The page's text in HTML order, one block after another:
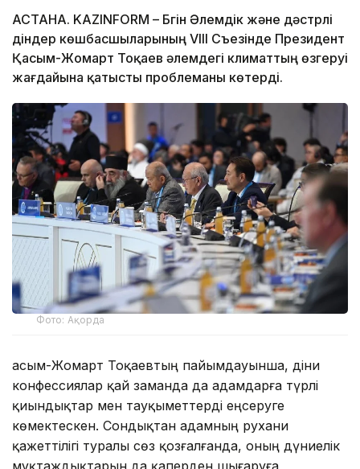
АСТАНА. KAZINFORM – Бүгін Әлемдік және дәстүрлі
діндер көшбасшыларының VIII Cъезінде Президент
Қасым-Жомарт Тоқаев әлемдегі климаттың өзгеруі
жағдайына қатысты проблеманы көтерді.
Фото: Ақорда
Қасым-Жомарт Тоқаевтың пайымдауынша, діни
конфессиялар қай заманда да адамдарға түрлі
қиындықтар мен тауқыметтерді еңсеруге
көмектескен. Сондықтан адамның рухани
қажеттілігі туралы сөз қозғалғанда, оның дүниелік
мұқтаждықтарын да қаперден шығаруға